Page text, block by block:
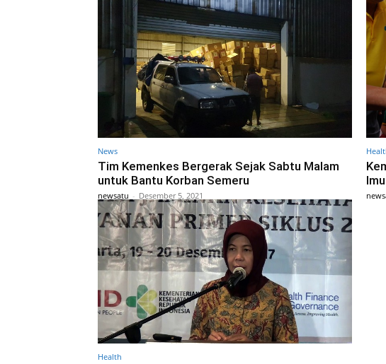
News
Tim Kemenkes Bergerak Sejak Sabtu Malam
untuk Bantu Korban Semeru
newsatu - Desember 5, 2021
Health